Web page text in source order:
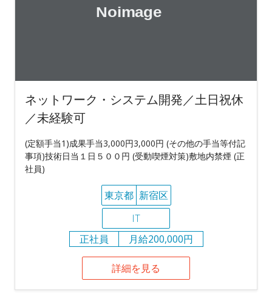
ネットワーク・システム開発／土日祝休
／未経験可
(定額手当1)成果手当3,000円3,000円 (その他の手当等付記
事項)技術日当１日５００円 (受動喫煙対策)敷地内禁煙 (正
社員)
東京都 新宿区
IT
正社員
月給200,000円
詳細を見る